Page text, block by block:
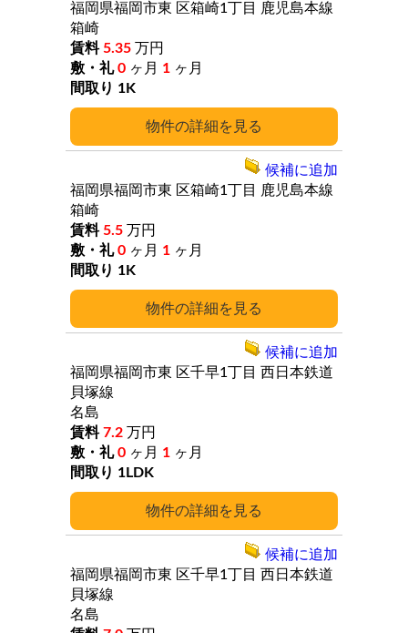
詳細
福岡県福岡市東 区箱崎1丁目
鹿児島本線
箱崎
5.35 万円
0 ヶ月 1 ヶ月
1K
詳細
福岡県福岡市東 区箱崎1丁目
鹿児島本線
箱崎
5.5 万円
0 ヶ月 1 ヶ月
1K
候補に追加
詳細
福岡県福岡市東 区千早1丁目 西日本鉄道
貝塚線
名島
7.2 万円
0 ヶ月 1 ヶ月
1LDK
候補に追加
福岡県福岡市東 区千早1丁目 西日本鉄道
貝塚線
名島
候補に追加